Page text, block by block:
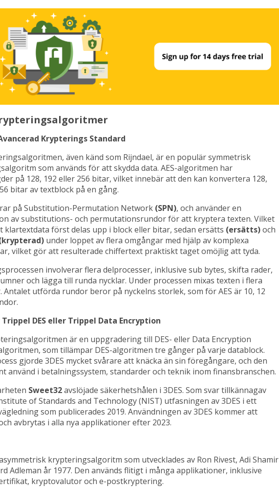
Krypterings Standard
även känd som Rijndael, är en populär symmetrisk
som används för att skydda data. AES-algoritmen har
på 128, 192 eller 256 bitar, vilket innebär att den kan konvertera 128,
bitar av textblock på en gång.
på Substitution-Permutation Network (SPN), och använder en
av substitutions- och permutationsrundor för att kryptera texten. Vilket
klartextdata först delas upp i block eller bitar, sedan ersätts (ersätts)och
under loppet av flera omgångar med hjälp av komplexa
vilket gör att resulterade chiffertext praktiskt taget omöjlig att tyda.
involverar flera delprocesser, inklusive sub bytes, skifta rader,
och lägga till runda nycklar. Under processen mixas texten i flera
Antalet utförda rundor beror på nyckelns storlek, som för AES är 10, 12
Trippel DES eller Trippel Data Encryption
är en uppgradering till DES- eller Data Encryption
som tillämpar DES-algoritmen tre gånger på varje datablock.
gjorde 3DES mycket svårare att knäcka än sin föregångare, och den
använd i betalningssystem, standarder och teknik inom finansbranschen.
Sweet32avslöjade säkerhetshålen i 3DES. Som svar tillkännagav
of Standards and Technology (NIST) utfasningen av 3DES i ett
som publicerades 2019. Användningen av 3DES kommer att
avbrytas i alla nya applikationer efter 2023.
krypteringsalgoritm som utvecklades av Ron Rivest, Adi Shamir
Adleman år 1977. Den används flitigt i många applikationer, inklusive
kryptovalutor och e-postkryptering.